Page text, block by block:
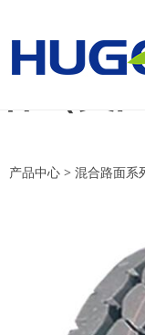
美国国
杯（美
美国国家
产品中心 > 混合路面系